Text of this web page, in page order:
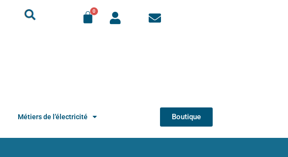
Métiers de l’électricité Boutique